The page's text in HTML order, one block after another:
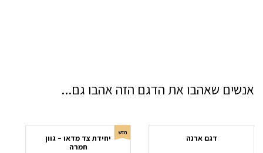
אנשים שאהבו את הדגם הזה אהבו גם...
דגם ארנה
חדש
יחידת צד מדאו – גוון
חמרה